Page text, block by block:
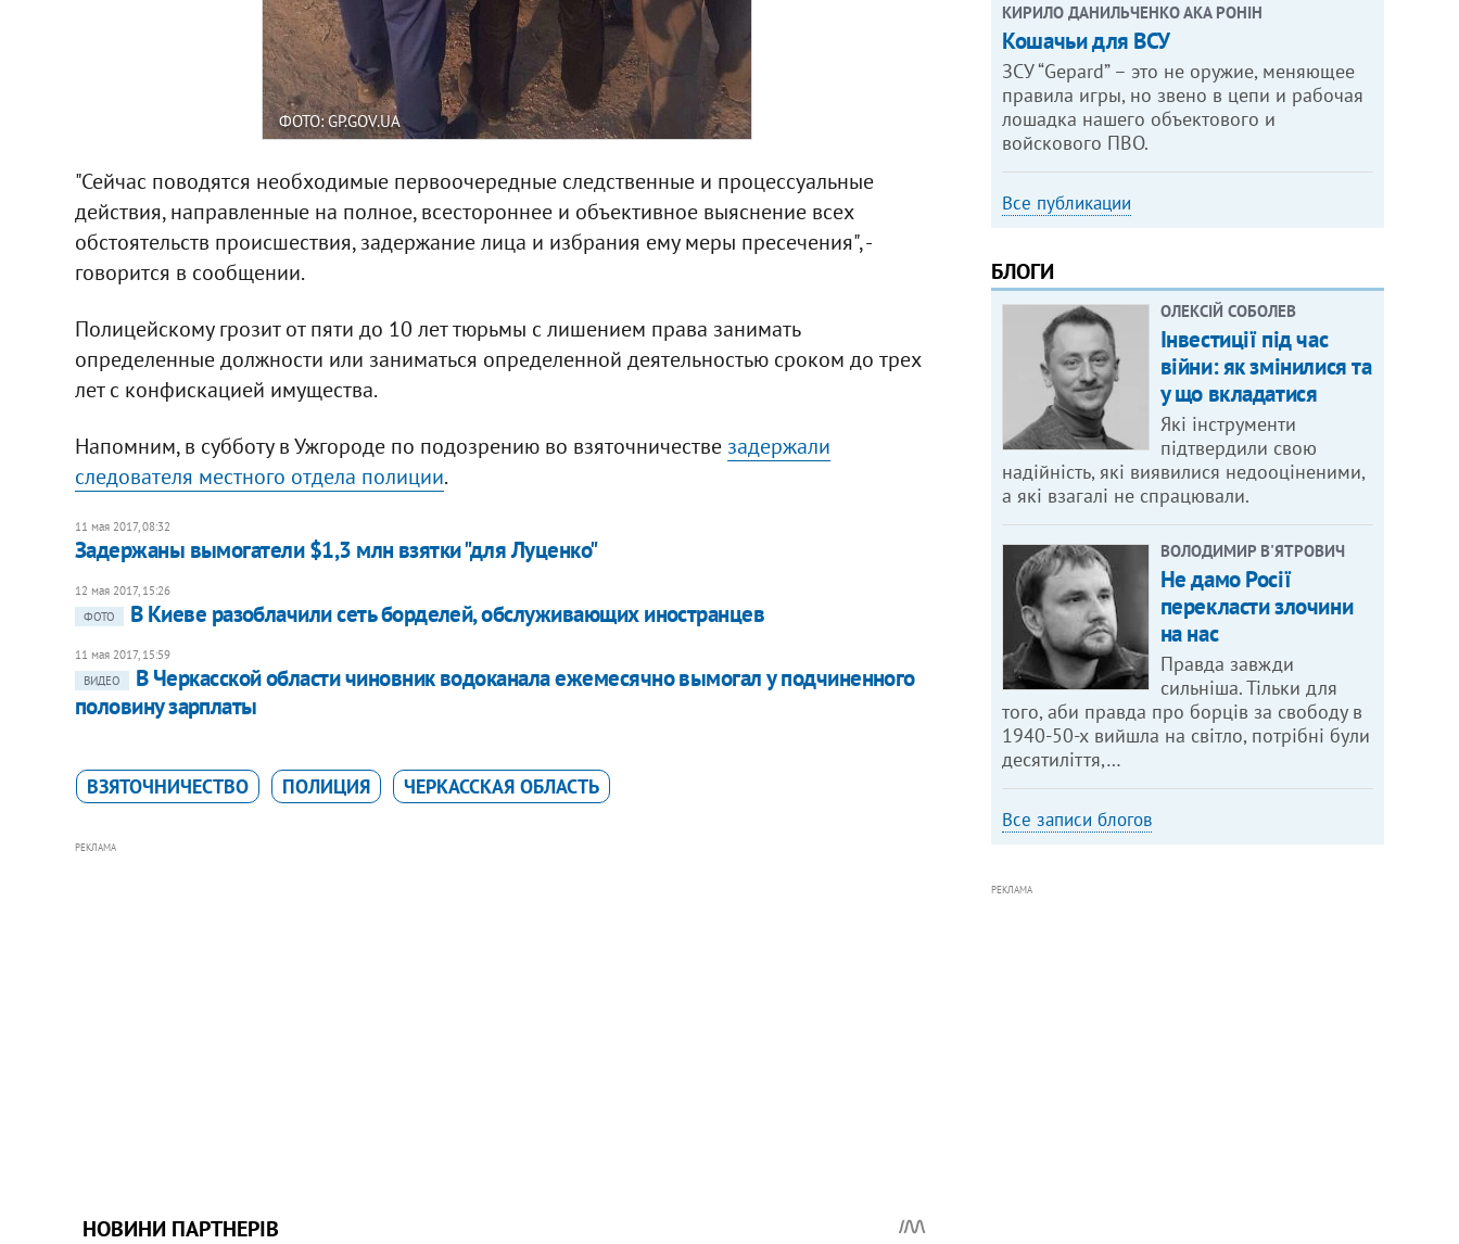
ФОТО: GP.GOV.UA
"Сейчас поводятся необходимые первоочередные следственные и процессуальные
действия, направленные на полное, всестороннее и объективное выяснение всех
обстоятельств происшествия, задержание лица и избрания ему меры пресечения", -
говорится в сообщении.
Полицейскому грозит от пяти до 10 лет тюрьмы с лишением права занимать
определенные должности или заниматься определенной деятельностью сроком до трех
лет с конфискацией имущества.
Напомним, в субботу в Ужгороде по подозрению во взяточничестве задержали
следователя местного отдела полиции.
11 мая 2017, 08:32
Задержаны вымогатели $1,3 млн взятки "для Луценко"
12 мая 2017, 15:26
ФОТО
В Киеве разоблачили сеть борделей, обслуживающих иностранцев
11 мая 2017, 15:59
ВИДЕО
В Черкасской области чиновник водоканала ежемесячно вымогал у подчиненного
половину зарплаты
ВЗЯТОЧНИЧЕСТВО ПОЛИЦИЯ ЧЕРКАССКАЯ ОБЛАСТЬ
РЕКЛАМА
КИРИЛО ДАНИЛЬЧЕНКО АКА РОНІН
Кошачьи для ВСУ
ЗСУ “Gepard” – это не оружие, меняющее
правила игры, но звено в цепи и рабочая
лошадка нашего объектового и
войскового ПВО.
Все публикации
БЛОГИ
ОЛЕКСІЙ СОБОЛЕВ
Інвестиції під час
війни: як змінилися та
у що вкладатися
Які інструменти
підтвердили свою
надійність, які виявилися недооціненими,
а які взагалі не спрацювали.
ВОЛОДИМИР В'ЯТРОВИЧ
Не дамо Росії
перекласти злочини
на нас
Правда завжди
сильніша. Тільки для
того, аби правда про борців за свободу в
1940-50-х вийшла на світло, потрібні були
десятиліття,…
Все записи блогов
РЕКЛАМА